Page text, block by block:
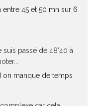
entre 45 et 50 mn sur 6
suis passé de 48’40 à
on manque de temps